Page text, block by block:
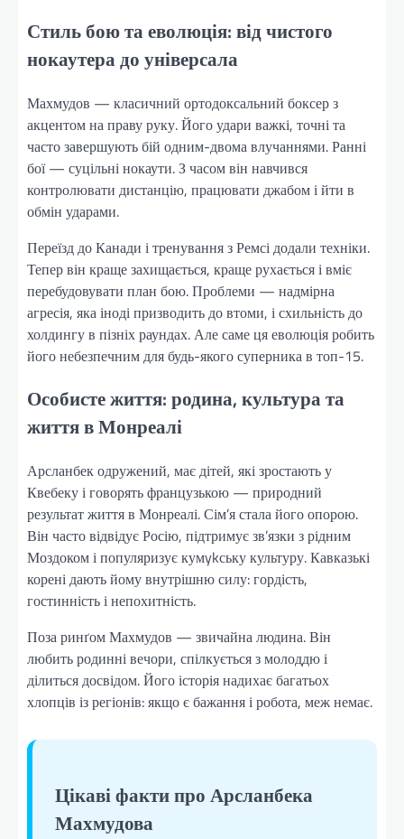
Стиль бою та еволюція: від чистого
нокаутера до універсала
Махмудов — класичний ортодоксальний боксер з
акцентом на праву руку. Його удари важкі, точні та
часто завершують бій одним-двома влучаннями. Ранні
бої — суцільні нокаути. З часом він навчився
контролювати дистанцію, працювати джабом і йти в
обмін ударами.
Переїзд до Канади і тренування з Ремсі додали техніки.
Тепер він краще захищається, краще рухається і вміє
перебудовувати план бою. Проблеми — надмірна
агресія, яка іноді призводить до втоми, і схильність до
холдингу в пізніх раундах. Але саме ця еволюція робить
його небезпечним для будь-якого суперника в топ-15.
Особисте життя: родина, культура та
життя в Монреалі
Арсланбек одружений, має дітей, які зростають у
Квебеку і говорять французькою — природний
результат життя в Монреалі. Сім’я стала його опорою.
Він часто відвідує Росію, підтримує зв’язки з рідним
Моздоком і популяризує кумykську культуру. Кавказькі
корені дають йому внутрішню силу: гордість,
гостинність і непохитність.
Поза ринґом Махмудов — звичайна людина. Він
любить родинні вечори, спілкується з молоддю і
ділиться досвідом. Його історія надихає багатьох
хлопців із регіонів: якщо є бажання і робота, меж немає.
Цікаві факти про Арсланбека
Махмудова